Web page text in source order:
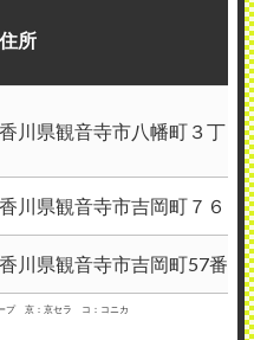
住所
香川県観音寺市八幡町３丁目
香川県観音寺市吉岡町７６７
香川県観音寺市吉岡町57番地
プ 京：京セラ コ：コニカ